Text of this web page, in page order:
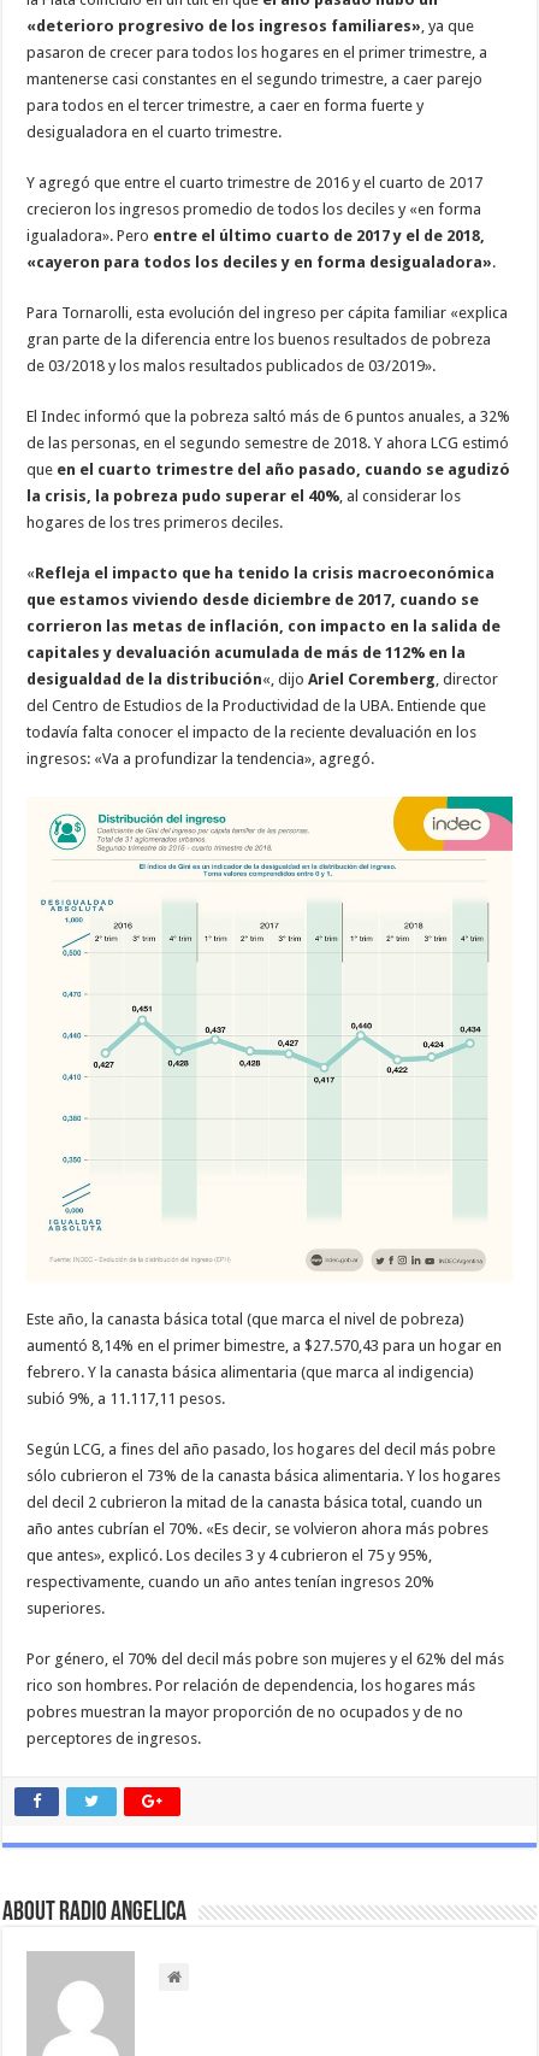
«deterioro progresivo de los ingresos familiares» , ya que
pasaron de crecer para todos los hogares en el primer trimestre, a
mantenerse casi constantes en el segundo trimestre, a caer parejo
para todos en el tercer trimestre, a caer en forma fuerte y
desigualadora en el cuarto trimestre.
Y agregó que entre el cuarto trimestre de 2016 y el cuarto de 2017
crecieron los ingresos promedio de todos los deciles y «en forma
igualadora». Pero entre el último cuarto de 2017 y el de 2018,
«cayeron para todos los deciles y en forma desigualadora».
Para Tornarolli, esta evolución del ingreso per cápita familiar «explica
gran parte de la diferencia entre los buenos resultados de pobreza
de 03/2018 y los malos resultados publicados de 03/2019».
El Indec informó que la pobreza saltó más de 6 puntos anuales, a 32%
de las personas, en el segundo semestre de 2018. Y ahora LCG estimó
que en el cuarto trimestre del año pasado, cuando se agudizó
la crisis, la pobreza pudo superar el 40% , al considerar los
hogares de los tres primeros deciles.
«Refleja el impacto que ha tenido la crisis macroeconómica
que estamos viviendo desde diciembre de 2017, cuando se
corrieron las metas de inflación, con impacto en la salida de
capitales y devaluación acumulada de más de 112% en la
desigualdad de la distribución«, dijoAriel Coremberg , director
del Centro de Estudios de la Productividad de la UBA. Entiende que
todavía falta conocer el impacto de la reciente devaluación en los
ingresos: «Va a profundizar la tendencia», agregó.
Este año, la canasta básica total (que marca el nivel de pobreza)
aumentó 8,14% en el primer bimestre, a $27.570,43 para un hogar en
febrero. Y la canasta básica alimentaria (que marca al indigencia)
subió 9%, a 11.117,11 pesos.
Según LCG, a fines del año pasado, los hogares del decil más pobre
sólo cubrieron el 73% de la canasta básica alimentaria. Y los hogares
del decil 2 cubrieron la mitad de la canasta básica total, cuando un
año antes cubrían el 70%. «Es decir, se volvieron ahora más pobres
que antes», explicó. Los deciles 3 y 4 cubrieron el 75 y 95%,
respectivamente, cuando un año antes tenían ingresos 20%
superiores.
Por género, el 70% del decil más pobre son mujeres y el 62% del más
rico son hombres. Por relación de dependencia, los hogares más
pobres muestran la mayor proporción de no ocupados y de no
perceptores de ingresos.
About Radio Angelica